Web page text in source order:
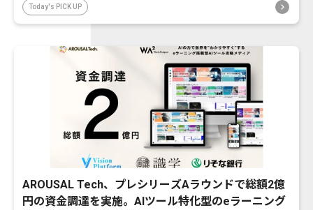
Today's PICK UP
AROUSAL Tech、プレシリーズAラウンドで総額2億
円の資金調達を実施。AIツール特化型のeラーニング